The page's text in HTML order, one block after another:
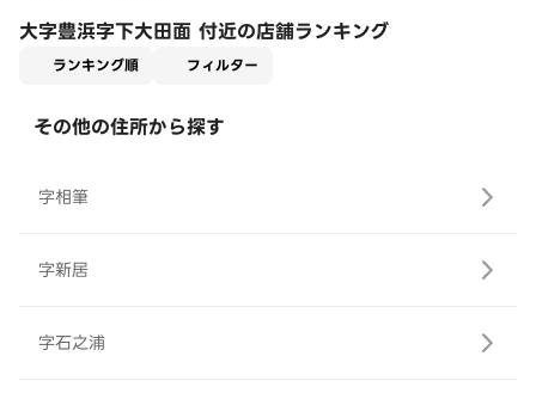
大字豊浜字下大田面 付近の店舗ランキング
ランキング順 フィルター
その他の住所から探す
字相筆
字新居
字石之浦